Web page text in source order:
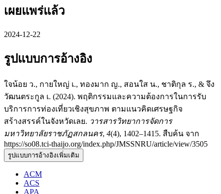
เผยแพร่แล้ว
2024-12-22
รูปแบบการอ้างอิง
ใจน้อย ว., กายใหญ่ เ., ทองมาก ญ., สอนใส น., ชาติกุล ร., & จึง
วัฒนตระกูล เ. (2024). พฤติกรรมและความต้องการในการรับ
บริการการท่องเที่ยวเชิงสุขภาพ ตามแนวคิดเศรษฐกิจ
สร้างสรรค์ในจังหวัดเลย. วารสารวิทยาการจัดการ
มหาวิทยาลัยราชภัฏสกลนคร, 4(4), 1402–1415. สืบค้น จาก
https://so08.tci-thaijo.org/index.php/JMSSNRU/article/view/3505
รูปแบบการอ้างอิงเพิ่มเติม
ACM
ACS
APA